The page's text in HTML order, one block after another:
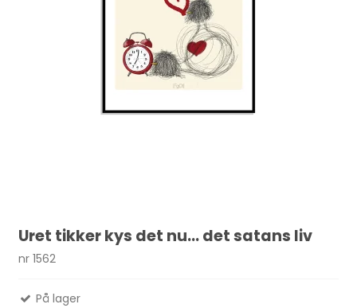
Uret tikker kys det nu... det satans liv
nr 1562
På lager